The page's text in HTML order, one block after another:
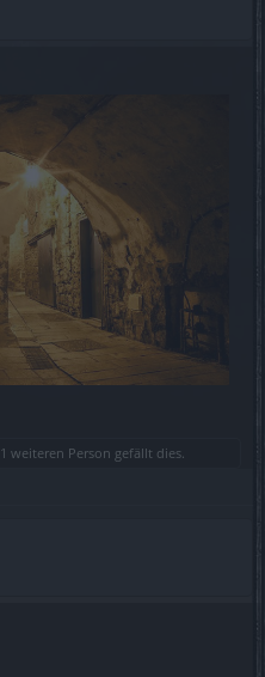
1 weiteren Person gefällt dies.